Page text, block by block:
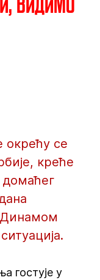
окрећу се
креће
домаћег
Динамом
гостује у